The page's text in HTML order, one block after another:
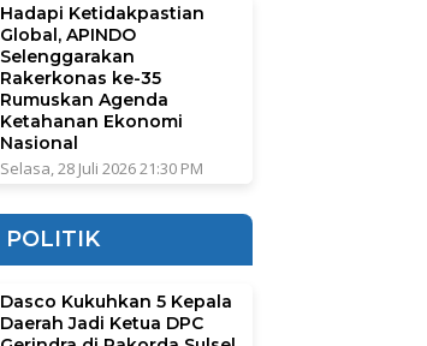
Hadapi Ketidakpastian
Global, APINDO
Selenggarakan
Rakerkonas ke-35
Rumuskan Agenda
Ketahanan Ekonomi
Nasional
Selasa, 28 Juli 2026 21:30 PM
POLITIK
Dasco Kukuhkan 5 Kepala
Daerah Jadi Ketua DPC